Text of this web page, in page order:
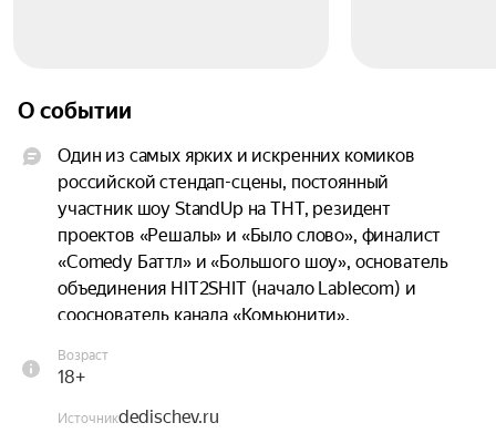
О событии
Один из самых ярких и искренних комиков
российской стендап-сцены, постоянный
участник шоу StandUp на ТНТ, резидент
проектов «Решалы» и «Было слово», финалист
«Comedy Баттл» и «Большого шоу», основатель
объединения HIT2SHIT (начало Lablecom) и
сооснователь канала «Комьюнити».
В нынешнем туре Павел подготовил порцию
жизни и наблюдениями за повседневностью. В
Возраст
18+
Источникdedischev.ru